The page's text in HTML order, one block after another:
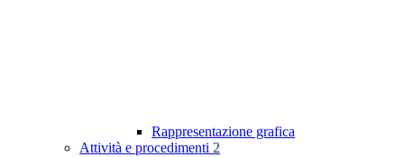
Rappresentazione grafica
Attività e procedimenti 2